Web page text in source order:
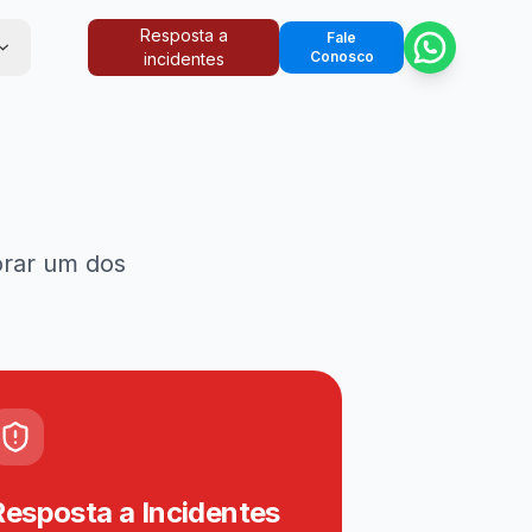
Resposta a
incidentes
Fale
Conosco
um dos
a Incidentes